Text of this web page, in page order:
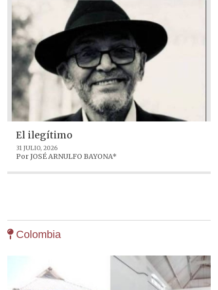
El ilegítimo
31 JULIO, 2026
PorJOSÉ ARNULFO BAYONA*
Colombia